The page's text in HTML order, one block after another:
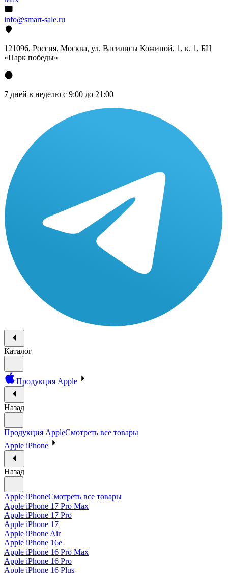
info@smart-sale.ru
121096, Россия, Москва, ул. Василисы Кожиной, 1, к. 1, БЦ
«Парк победы»
7 дней в неделю с 9:00 до 21:00
Каталог
Продукция Apple
Назад
Продукция AppleСмотреть все товары
Apple iPhone
Назад
Apple iPhoneСмотреть все товары
Apple iPhone 17 Pro Max
Apple iPhone 17 Pro
Apple iPhone 17
Apple iPhone Air
Apple iPhone 16e
Apple iPhone 16 Pro Max
Apple iPhone 16 Pro
Apple iPhone 16 Plus